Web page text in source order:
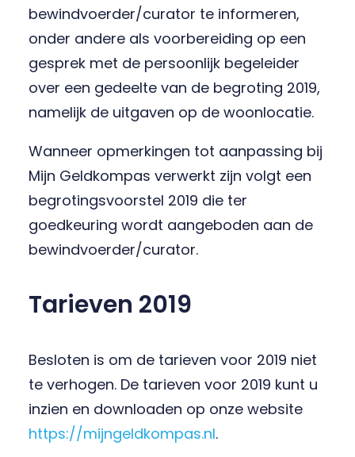
bewindvoerder/curator te informeren,
onder andere als voorbereiding op een
gesprek met de persoonlijk begeleider
over een gedeelte van de begroting 2019,
namelijk de uitgaven op de woonlocatie.
Wanneer opmerkingen tot aanpassing bij
Mijn Geldkompas verwerkt zijn volgt een
begrotingsvoorstel 2019 die ter
goedkeuring wordt aangeboden aan de
bewindvoerder/curator.
Tarieven 2019
Besloten is om de tarieven voor 2019 niet
te verhogen. De tarieven voor 2019 kunt u
inzien en downloaden op onze website
https://mijngeldkompas.nl.